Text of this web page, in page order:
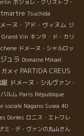
ボジョレ・クリストフ・
Tsuchida
ーヌ・アド・ヴィヌム ジ
Grand Vin キンタ・ド・カリ
ドメーヌ・シャルロッ
ジュラ Domaine Mikael
ガメイ PARTIDA CREUS
ドメーヌ・シルヴァン・
ルム Paris République
sociale Nagano Suwa 40
Dorées ロニス・エトワレ
ミ・デ・ヴァンの丸山さん